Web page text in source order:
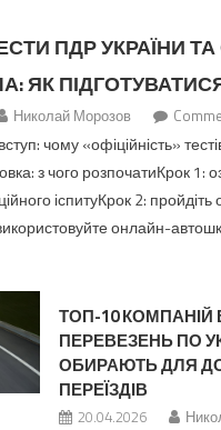
ПДР УКРАЇНИ
ЯК
Николай Морозов
чому «офіційність»
з чого розпочатиКрок 1:
іспитуКрок 2: пройдіть
онлайн-
ТОП-10
ПЕРЕВЕЗЕНЬ ПО
ОБИРАЮТЬ ДЛЯ
ПЕРЕЇЗДІВ
20.04.2026